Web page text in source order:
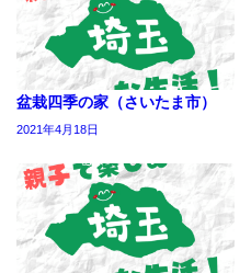
盆栽四季の家（さいたま市）
2021年4月18日